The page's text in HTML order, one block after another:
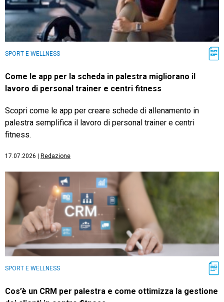
SPORT E WELLNESS
Come le app per la scheda in palestra migliorano il
lavoro di personal trainer e centri fitness
Scopri come le app per creare schede di allenamento in
palestra semplifica il lavoro di personal trainer e centri
fitness.
17.07.2026 Redazione
SPORT E WELLNESS
Cos’è un CRM per palestra e come ottimizza la gestione